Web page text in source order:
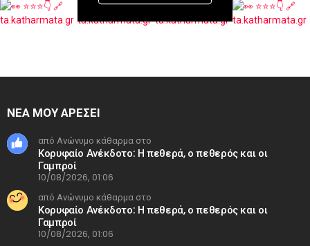
ΝΕΑ ΜΟΥ ΑΡΕΣΕΙ
από Ανώνυμο κάθαρμα στο
Κορυφαίο Ανέκδοτο: H πεθερά, ο πεθερός και οι
Γαμπροί
10/08/2026, 01:06
από Ανώνυμο κάθαρμα στο
Κορυφαίο Ανέκδοτο: H πεθερά, ο πεθερός και οι
Γαμπροί
10/08/2026, 01:06